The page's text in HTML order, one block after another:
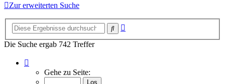
Zur erweiterten Suche
Suche
Die Suche ergab 742 Treffer
von
Gehe zu Seite: